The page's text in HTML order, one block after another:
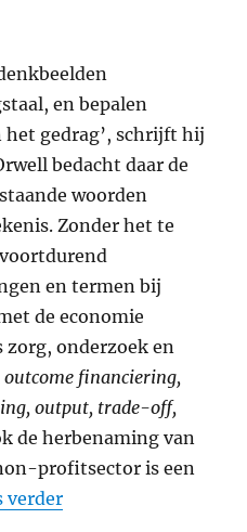
en bepalen
het gedrag’, schrijft hij
bedacht daar de
woorden
Zonder het te
en termen bij
de economie
zorg, onderzoek en
outcome financiering,
output, trade-off,
de herbenaming van
profitsector is een
verder“‘Liber’ in